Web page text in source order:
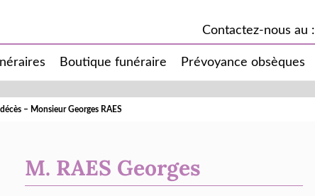
Contactez-nous au :
Boutique funéraire Prévoyance obsèques
– Monsieur Georges RAES
M. RAES Georges